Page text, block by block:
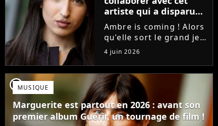
artiste qui a disparu
des radars, "c'est un
génie"
Ambre is coming ! Alors
qu'elle sort le grand jeu
cette semaine en
publiant son premier
single J'me demande, la
gagnante de la Star
Academy affiche
clairement ses
ambitions. Son rêve...
4 juin 2026
player2MUSIQUE
Marguerite est partout en 2026 : avant son
premier album Guérir, un tournage de film !